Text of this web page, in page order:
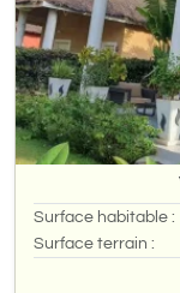
Surface habitable :
Surface terrain :